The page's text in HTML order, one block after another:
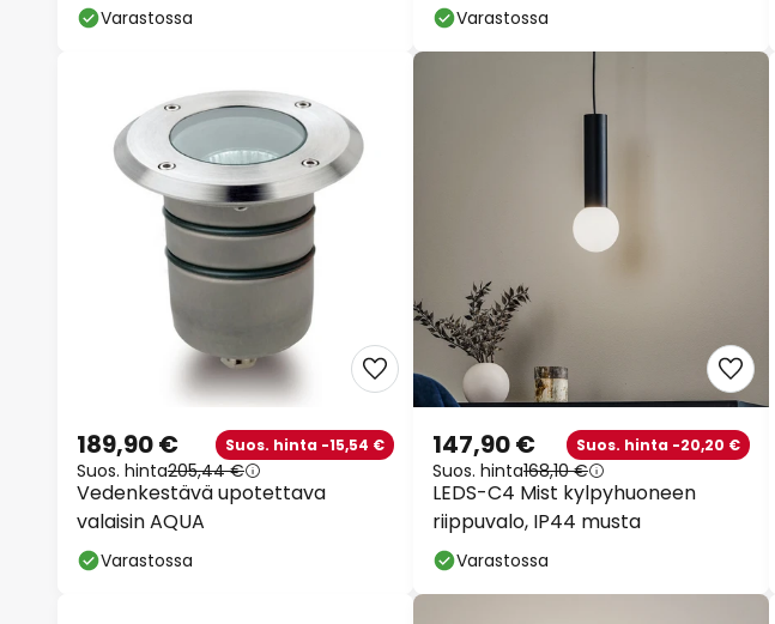
Varastossa Varastossa
Vedenkestävä upotettava
valaisin AQUA
189,90 € Suos. hinta -15,54 €
Suos. hinta205,44 €
Varastossa
LEDS-C4 Mist kylpyhuoneen
riippuvalo, IP44 musta
147,90 € Suos. hinta -20,20 €
Suos. hinta168,10 €
Varastossa